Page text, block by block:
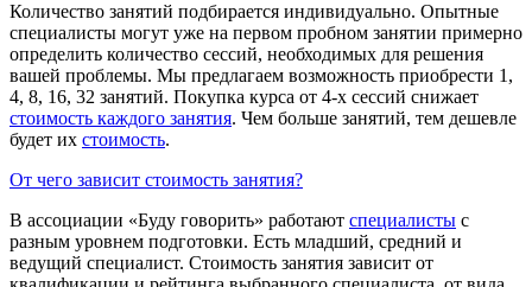
Количество занятий подбирается индивидуально. Опытные
специалисты могут уже на первом пробном занятии примерно
определить количество сессий, необходимых для решения
вашей проблемы. Мы предлагаем возможность приобрести 1,
4, 8, 16, 32 занятий. Покупка курса от 4-х сессий снижает
стоимость каждого занятия. Чем больше занятий, тем дешевле
будет их стоимость.
От чего зависит стоимость занятия?
В ассоциации «Буду говорить» работают специалисты с
разным уровнем подготовки. Есть младший, средний и
ведущий специалист. Стоимость занятия зависит от